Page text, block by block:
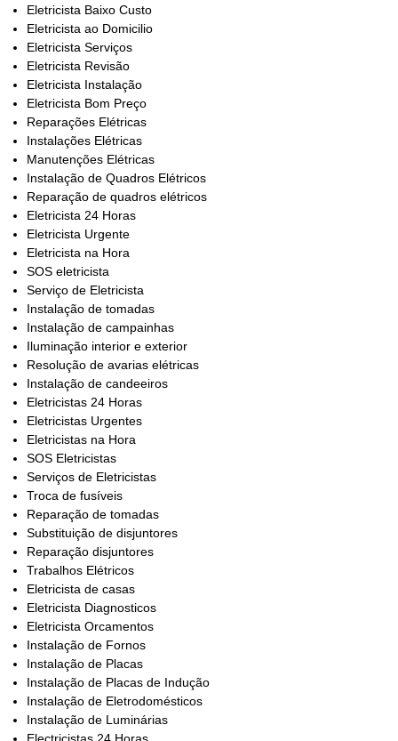
Eletricista Baixo Custo
Eletricista ao Domicilio
Eletricista Serviços
Eletricista Revisão
Eletricista Instalação
Eletricista Bom Preço
Reparações Elétricas
Instalações Elétricas
Manutenções Elétricas
Instalação de Quadros Elétricos
Reparação de quadros elétricos
Eletricista 24 Horas
Eletricista Urgente
Eletricista na Hora
SOS eletricista
Serviço de Eletricista
Instalação de tomadas
Instalação de campainhas
Iluminação interior e exterior
Resolução de avarias elétricas
Instalação de candeeiros
Eletricistas 24 Horas
Eletricistas Urgentes
Eletricistas na Hora
SOS Eletricistas
Serviços de Eletricistas
Troca de fusíveis
Reparação de tomadas
Substituição de disjuntores
Reparação disjuntores
Trabalhos Elétricos
Eletricista de casas
Eletricista Diagnosticos
Eletricista Orcamentos
Instalação de Fornos
Instalação de Placas
Instalação de Placas de Indução
Instalação de Eletrodomésticos
Instalação de Luminárias